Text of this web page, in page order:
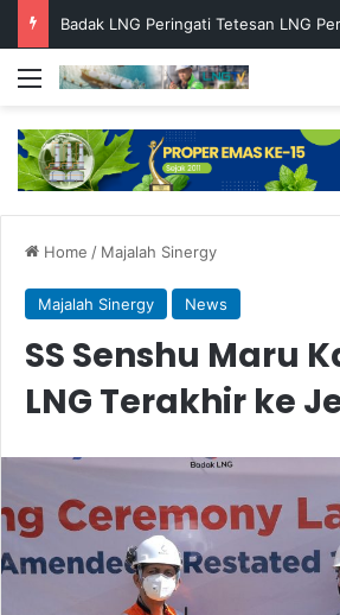
Menu
Home / Majalah Sinergy
Majalah Sinergy News
SS Senshu Maru
LNG Terakhir ke